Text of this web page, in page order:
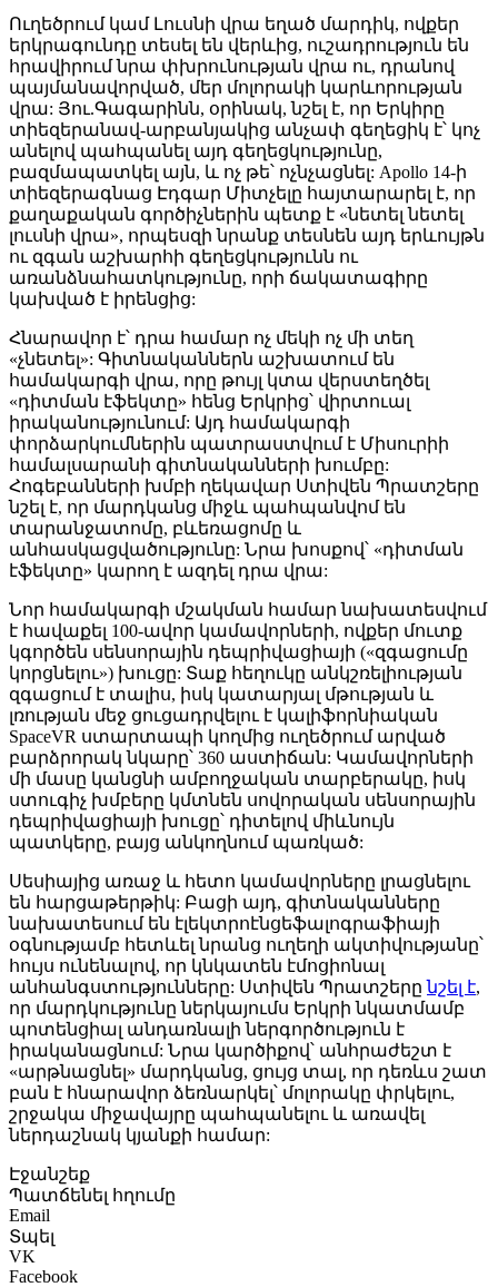
Ուղեծրում կամ Լուսնի վրա եղած մարդիկ, ովքեր
երկրագունդը տեսել են վերևից, ուշադրություն են
հրավիրում նրա փխրունության վրա ու, դրանով
պայմանավորված, մեր մոլորակի կարևորության
վրա: Յու.Գագարինն, օրինակ, նշել է, որ Երկիրը
տիեզերանավ-արբանյակից անչափ գեղեցիկ է՝ կոչ
անելով պահպանել այդ գեղեցկությունը,
բազմապատկել այն, և ոչ թե՝ ոչնչացնել: Apollo 14-ի
տիեզերագնաց Էդգար Միտչելը հայտարարել է, որ
քաղաքական գործիչներին պետք է «նետել նետել
լուսնի վրա», որպեսզի նրանք տեսնեն այդ երևույթն
ու զգան աշխարհի գեղեցկությունն ու
առանձնահատկությունը, որի ճակատագիրը
կախված է իրենցից:
Հնարավոր է՝ դրա համար ոչ մեկի ոչ մի տեղ
«չնետել»: Գիտնականներն աշխատում են
համակարգի վրա, որը թույլ կտա վերստեղծել
«դիտման էֆեկտը» հենց Երկրից՝ վիրտուալ
իրականությունում: Այդ համակարգի
փորձարկումներին պատրաստվում է Միսուրիի
համալսարանի գիտնականների խումբը:
Հոգեբանների խմբի ղեկավար Ստիվեն Պրատշերը
նշել է, որ մարդկանց միջև պահպանվոմ են
տարանջատոմը, բևեռացոմը և
անհասկացվածությունը: Նրա խոսքով՝ «դիտման
էֆեկտը» կարող է ազդել դրա վրա:
Նոր համակարգի մշակման համար նախատեսվում
է հավաքել 100-ավոր կամավորների, ովքեր մուտք
կգործեն սենսորային դեպրիվացիայի («զգացումը
կորցնելու») խուցը: Տաք հեղուկը անկշռելիության
զգացում է տալիս, իսկ կատարյալ մթության և
լռության մեջ ցուցադրվելու է կալիֆորնիական
SpaceVR ստարտապի կողմից ուղեծրում արված
բարձրորակ նկարը՝ 360 աստիճան: Կամավորների
մի մասը կանցնի ամբողջական տարբերակը, իսկ
ստուգիչ խմբերը կմտնեն սովորական սենսորային
դեպրիվացիայի խուցը՝ դիտելով միևնույն
պատկերը, բայց անկողնում պառկած:
Սեսիայից առաջ և հետո կամավորները լրացնելու
են հարցաթերթիկ: Բացի այդ, գիտնականները
նախատեսում են էլեկտրոէնցեֆալոգրաֆիայի
օգնությամբ հետևել նրանց ուղեղի ակտիվությանը՝
հույս ունենալով, որ կնկատեն էմոցիոնալ
անհանգստությունները: Ստիվեն Պրատշերընշել է,
որ մարդկությունը ներկայումս Երկրի նկատմամբ
պոտենցիալ անդառնալի ներգործություն է
իրականացնում: Նրա կարծիքով՝ անհրաժեշտ է
«արթնացնել» մարդկանց, ցույց տալ, որ դեռևս շատ
բան է հնարավոր ձեռնարկել՝ մոլորակը փրկելու,
շրջակա միջավայրը պահպանելու և առավել
ներդաշնակ կյանքի համար:
Էջանշեք
Պատճենել հղումը
Email
Տպել
VK
Facebook